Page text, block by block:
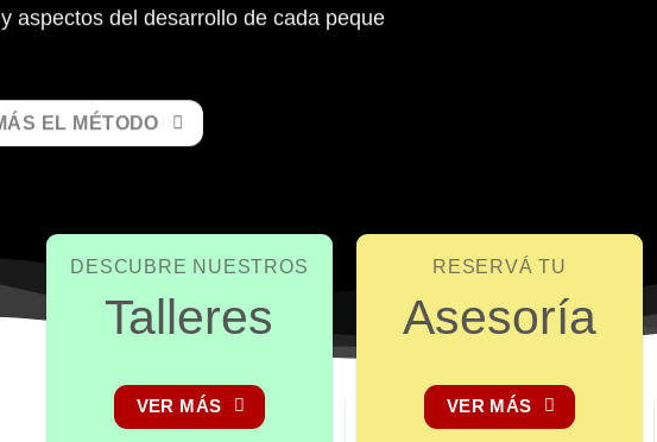
aspectos del desarrollo de cada peque
EL MÉTODO
DESCUBRE NUESTROS
Talleres
VER MÁS
RESERVÁ TU
Asesoría
VER MÁS